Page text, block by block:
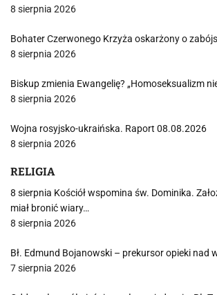
8 sierpnia 2026
Bohater Czerwonego Krzyża oskarżony o
8 sierpnia 2026
Biskup zmienia Ewangelię? „Homoseksualizm
8 sierpnia 2026
Wojna rosyjsko-ukraińska. Raport 08.08.2026
8 sierpnia 2026
RELIGIA
8 sierpnia Kościół wspomina św. Dominika.
miał bronić wiary…
8 sierpnia 2026
Bł. Edmund Bojanowski – prekursor opieki nad
7 sierpnia 2026